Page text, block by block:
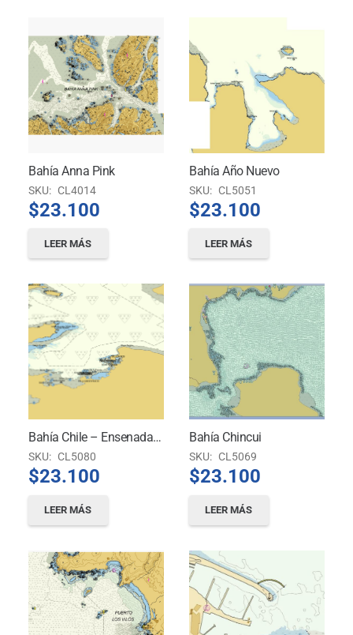
Bahía Anna Pink
SKU: CL4014
$23.100
LEER MÁS
Bahía Año Nuevo
SKU: CL5051
$23.100
LEER MÁS
Bahía Chile – Ensenadas Rojas E Iquique
SKU: CL5080
$23.100
LEER MÁS
Bahía Chincui
SKU: CL5069
$23.100
LEER MÁS